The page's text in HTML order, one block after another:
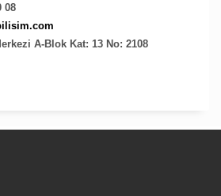
08
A-Blok Kat: 13 No: 2108